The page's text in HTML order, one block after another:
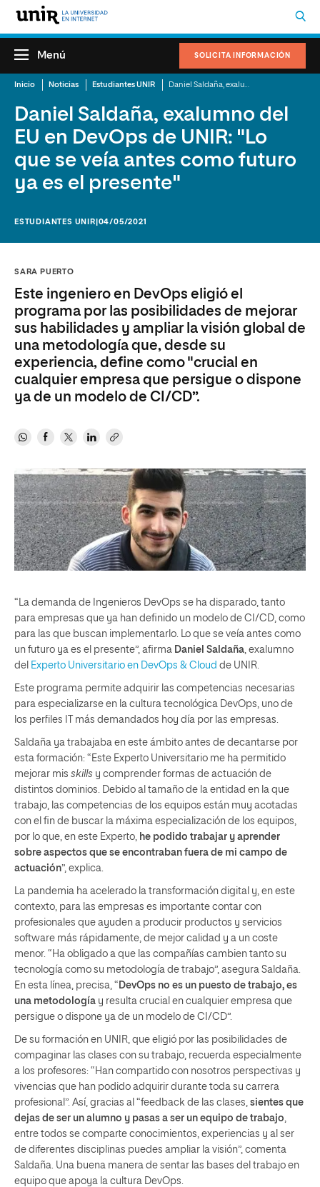
SOLICITA INFORMACIÓN
Menú
Inicio Noticias Estudiantes UNIR
Daniel Saldaña, exalumno del
EU en DevOps de UNIR: "Lo
que se veía antes como futuro
ya es el presente"
ESTUDIANTES UNIR |04/05/2021
SARA PUERTO
Este ingeniero en DevOps eligió el
programa por las posibilidades de mejorar
sus habilidades y ampliar la visión global de
una metodología que, desde su
experiencia, define como "crucial en
cualquier empresa que persigue o dispone
ya de un modelo de CI/CD”.
“La demanda de Ingenieros DevOps se ha disparado, tanto
para empresas que ya han definido un modelo de CI/CD, como
para las que buscan implementarlo. Lo que se veía antes como
un futuro ya es el presente”, afirma Daniel Saldaña , exalumno
del Experto Universitario en DevOps & Cloud de UNIR.
Este programa permite adquirir las competencias necesarias
para especializarse en la cultura tecnológica DevOps, uno de
los perfiles IT más demandados hoy día por las empresas.
Saldaña ya trabajaba en este ámbito antes de decantarse por
esta formación: “Este Experto Universitario me ha permitido
mejorar mis skills y comprender formas de actuación de
distintos dominios. Debido al tamaño de la entidad en la que
trabajo, las competencias de los equipos están muy acotadas
con el fin de buscar la máxima especialización de los equipos,
por lo que, en este Experto, he podido trabajar y aprender
sobre aspectos que se encontraban fuera de mi campo de
actuación”, explica.
La pandemia ha acelerado la transformación digital y, en este
contexto, para las empresas es importante contar con
profesionales que ayuden a producir productos y servicios
software más rápidamente, de mejor calidad y a un coste
menor. “Ha obligado a que las compañías cambien tanto su
tecnología como su metodología de trabajo”, asegura Saldaña.
En esta línea, precisa, “ DevOps no es un puesto de trabajo, es
una metodología y resulta crucial en cualquier empresa que
persigue o dispone ya de un modelo de CI/CD”.
De su formación en UNIR, que eligió por las posibilidades de
compaginar las clases con su trabajo, recuerda especialmente
a los profesores: “Han compartido con nosotros perspectivas y
vivencias que han podido adquirir durante toda su carrera
profesional”. Así, gracias al “feedback de las clases, sientes que
dejas de ser un alumno y pasas a ser un equipo de trabajo
entre todos se comparte conocimientos, experiencias y al ser
de diferentes disciplinas puedes ampliar la visión”, comenta
Saldaña. Una buena manera de sentar las bases del trabajo en
equipo que apoya la cultura DevOps.